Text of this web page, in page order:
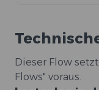
Dieser Flow
Flows" voraus.